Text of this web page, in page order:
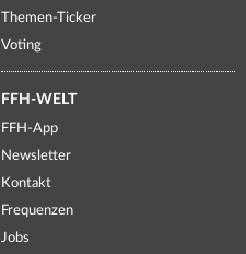
Themen-Ticker
Voting
FFH-WELT
FFH-App
Newsletter
Kontakt
Frequenzen
Jobs